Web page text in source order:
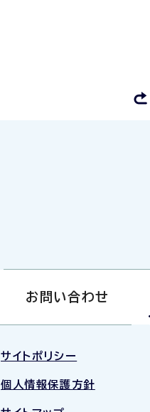
お問い合わせ
サイトポリシー
個人情報保護方針